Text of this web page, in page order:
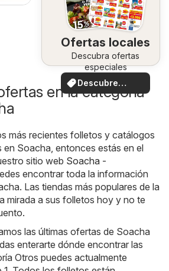
Ofertas locales
Descubra ofertas
especiales
Descubre
ofertas
en la categoría
más recientes folletos y catálogos
en Soacha, entonces estás en el
sitio web Soacha -
encontrar toda la información
Las tiendas más populares de la
mirada a sus folletos hoy y no te
las últimas ofertas de Soacha
enterarte dónde encontrar las
Otros puedes actualmente